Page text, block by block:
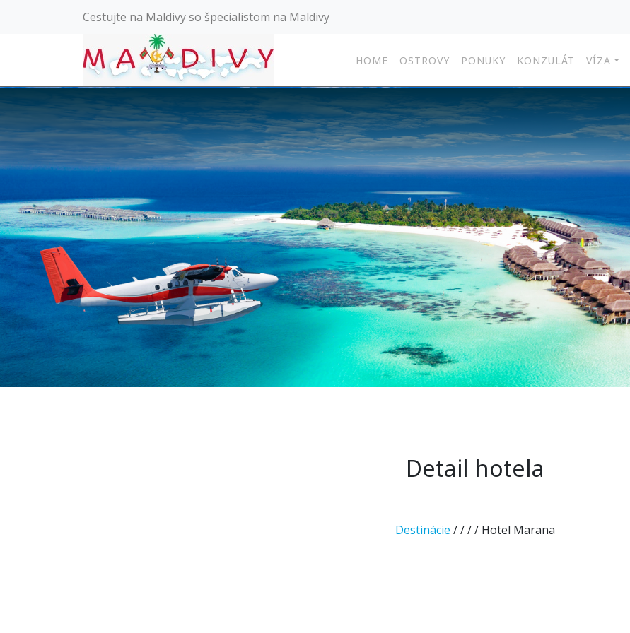
Cestujte na Maldivy so špecialistom na Maldivy
HOME OSTROVY PONUKY KONZULÁT VÍZA
Detail hotela
Destinácie //// Hotel Marana